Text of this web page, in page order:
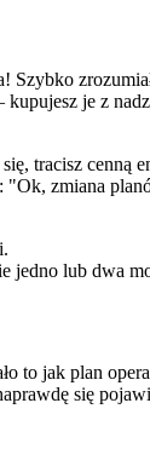
kupujesz je z
tracisz cenną
"Ok, zmiana
jedno lub dwa
to jak plan
się